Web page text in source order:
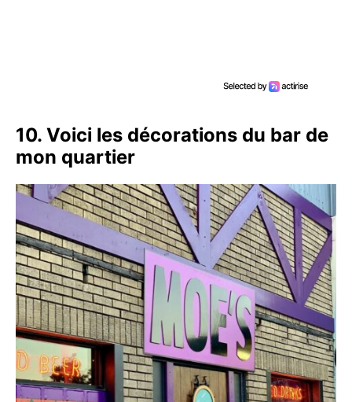
10. Voici les décorations du bar de
mon quartier